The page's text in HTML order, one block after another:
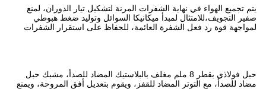
المرنة لتشكيل تيار الدوران، لمنع
السوائل وتوليد ضغط هبوطي
للحفاظ على استقرار الشفرات
ملم مغلف بالبلاستيك المضاد للصدأ، مشبك حبل
ويقوم بتعديل أفق المروحة، ويمنع